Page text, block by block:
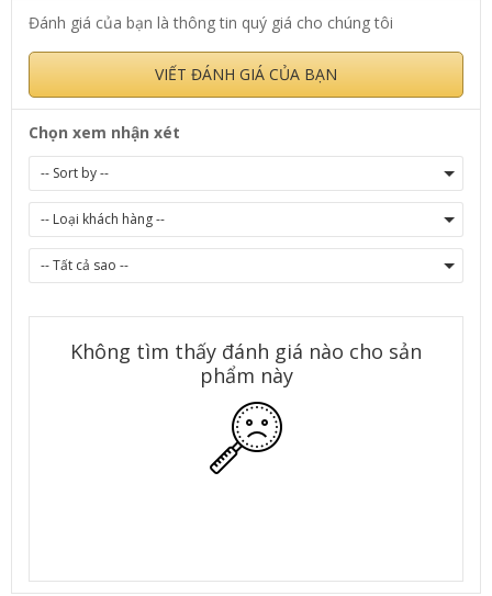
Đánh giá của bạn là thông tin quý giá cho chúng tôi
VIẾT ĐÁNH GIÁ CỦA BẠN
Chọn xem nhận xét
Không tìm thấy đánh giá nào cho sản
phẩm này